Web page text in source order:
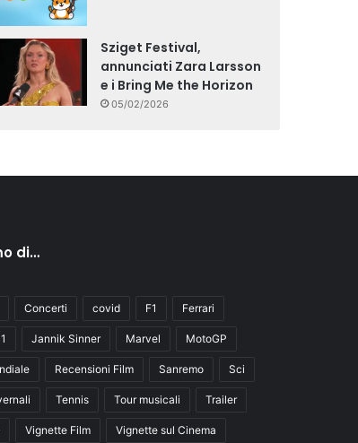
Sziget Festival,
annunciati Zara Larsson
e i Bring Me the Horizon
05/02/2026
di…
Concerti covid F1 Ferrari
Jannik Sinner Marvel MotoGP
Recensioni Film Sanremo Sci
Tennis Tour musicali Trailer
Vignette Film Vignette sul Cinema